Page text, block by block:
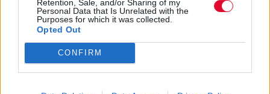
Retention, Sale, and/or Sharing of my
Personal Data that Is Unrelated with the
Purposes for which it was collected.
Opted Out
CONFIRM